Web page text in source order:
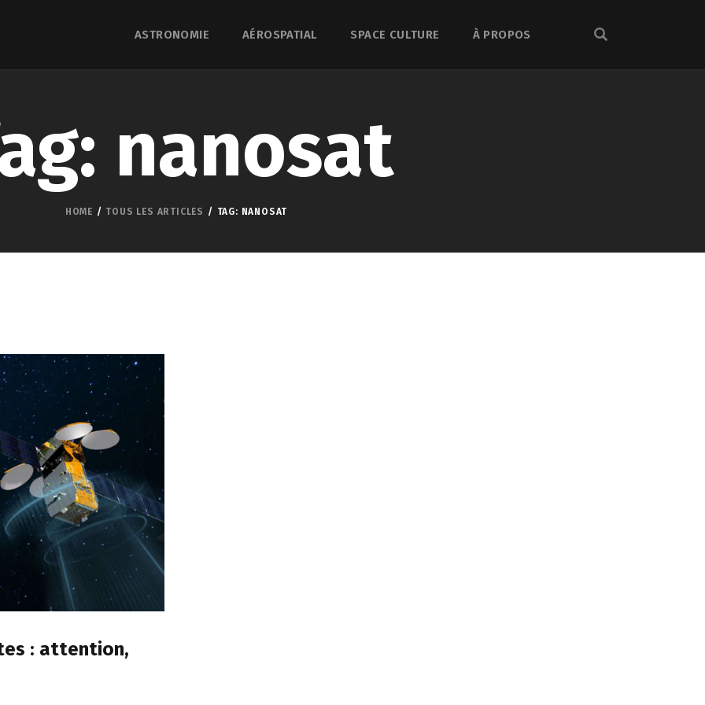
ASTRONOMIE AÉROSPATIAL SPACE CULTURE À PROPOS
nanosat
HOME TOUS LES ARTICLES TAG: NANOSAT
: attention,